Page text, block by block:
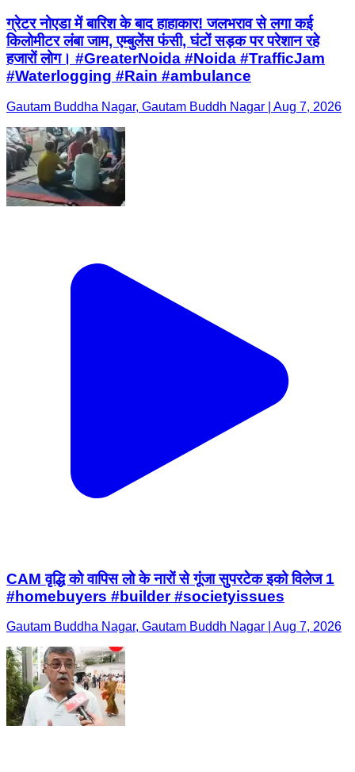
ग्रेटर नोएडा में बारिश के बाद हाहाकार! जलभराव से लगा कई
किलोमीटर लंबा जाम, एम्बुलेंस फंसी, घंटों सड़क पर परेशान रहे
हजारों लोग। #GreaterNoida #Noida #TrafficJam
#Waterlogging #Rain #ambulance
Gautam Buddha Nagar, Gautam Buddh Nagar | Aug 7, 2026
CAM वृद्धि को वापिस लो के नारों से गूंजा सुपरटेक इको विलेज 1
#homebuyers #builder #societyissues
Gautam Buddha Nagar, Gautam Buddh Nagar | Aug 7, 2026